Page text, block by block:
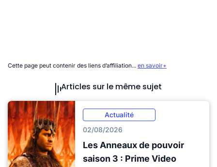
Cette page peut contenir des liens d’affiliation... en savoir+
Articles sur le même sujet
Actualité
02/08/2026
Les Anneaux de pouvoir
saison 3 : Prime Video